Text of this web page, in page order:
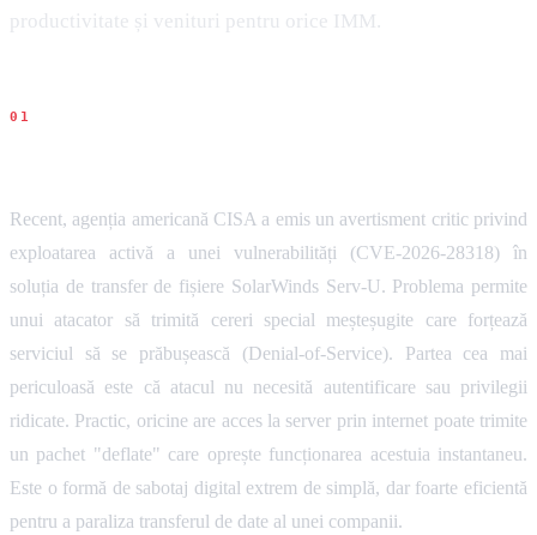
productivitate și venituri pentru orice IMM.
Recent, agenția americană CISA a emis un avertisment critic privind
exploatarea activă a unei vulnerabilități (CVE-2026-28318) în
soluția de transfer de fișiere SolarWinds Serv-U. Problema permite
unui atacator să trimită cereri special meșteșugite care forțează
serviciul să se prăbușească (Denial-of-Service). Partea cea mai
periculoasă este că atacul nu necesită autentificare sau privilegii
ridicate. Practic, oricine are acces la server prin internet poate trimite
un pachet "deflate" care oprește funcționarea acestuia instantaneu.
Este o formă de sabotaj digital extrem de simplă, dar foarte eficientă
pentru a paraliza transferul de date al unei companii.